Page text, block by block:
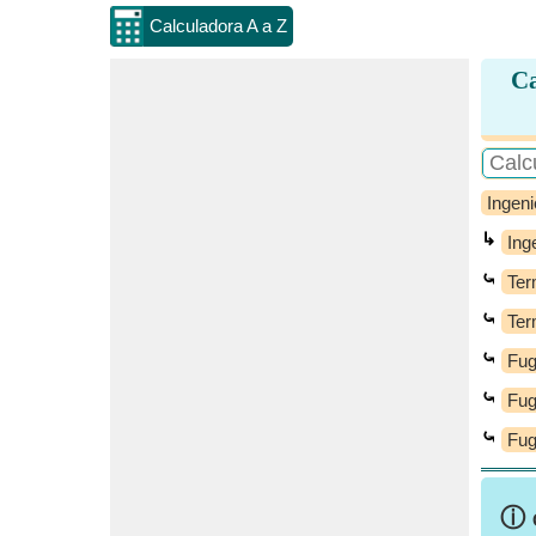
Calculadora A a Z
↳
⤿
⤿
⤿
⤿
⤿
ⓘ